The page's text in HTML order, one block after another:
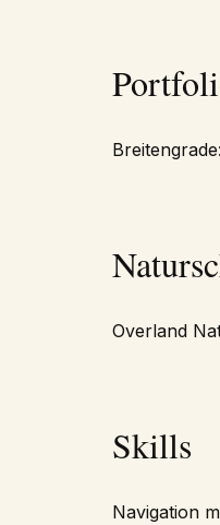
Overland
Skills
Navigation